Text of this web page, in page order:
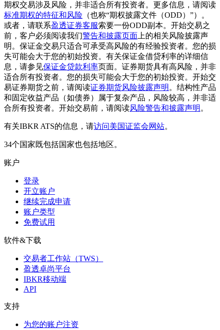
期权交易涉及风险，并非适合所有投资者。更多信息，请阅读
标准期权的特征和风险 （也称“期权披露文件（ODD）”）。
或者，请联系盈透证券客服索要一份ODD副本。开始交易之
前，客户必须阅读我们警告和披露页面 上的相关风险披露声
明。保证金交易只适合可承受高风险的有经验投资者。您的损
失可能会大于您的初始投资。有关保证金借贷利率的详细信
息，请参见保证金贷款利率页面。证券期货具有高风险，并非
适合所有投资者。您的损失可能会大于您的初始投资。开始交
易证券期货之前，请阅读证券期货风险披露声明 。结构性产品
和固定收益产品（如债券）属于复杂产品，风险较高，并非适
合所有投资者。开始交易前，请阅读风险警告和披露声明 。
有关IBKR ATS的信息，请访问美国证监会网站。
34个国家既包括国家也包括地区。
账户
登录
开立账户
继续完成申请
账户类型
免费试用
软件&下载
交易者工作站（TWS）
盈透卓尚平台
IBKR移动端
API
支持
为您的账户注资